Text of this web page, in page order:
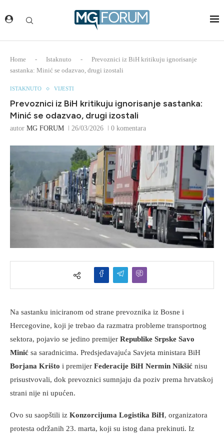
Home - Istaknuto -
Prevoznici iz BiH kritikuju ignorisanje
sastanka: Minić se odazvao, drugi izostali
ISTAKNUTO VIJESTI
Prevoznici iz BiH kritikuju ignorisanje sastanka:
Minić se odazvao, drugi izostali
autor MG FORUM 26/03/2026 0 komentara
Na sastanku iniciranom od strane prevoznika iz Bosne i
Hercegovine, koji je trebao da razmatra probleme transportnog
sektora, pojavio se jedino premijer Republike Srpske Savo
Minić sa saradnicima. Predsjedavajuća Savjeta ministara BiH
Borjana Krišto i premijer Federacije BiH Nermin Nikšić nisu
prisustvovali, dok prevoznici sumnjaju da poziv prema hrvatskoj
strani nije ni upućen.
Ovo su saopštili iz Konzorcijuma Logistika BiH, organizatora
protesta održanih 23. marta, koji su istog dana prekinuti. Iz